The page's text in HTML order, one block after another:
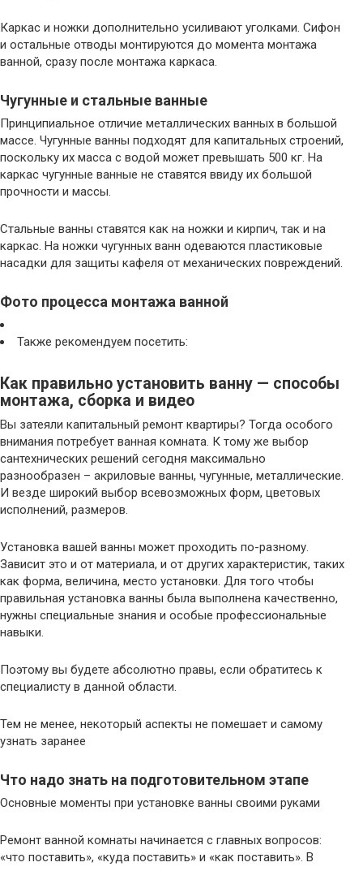
Каркас и ножки дополнительно усиливают уголками. Сифон
и остальные отводы монтируются до момента монтажа
ванной, сразу после монтажа каркаса.
Чугунные и стальные ванные
Принципиальное отличие металлических ванных в большой
массе. Чугунные ванны подходят для капитальных строений,
поскольку их масса с водой может превышать 500 кг. На
каркас чугунные ванные не ставятся ввиду их большой
прочности и массы.
Стальные ванны ставятся как на ножки и кирпич, так и на
каркас. На ножки чугунных ванн одеваются пластиковые
насадки для защиты кафеля от механических повреждений.
Фото процесса монтажа ванной
Также рекомендуем посетить:
Как правильно установить ванну — способы
монтажа, сборка и видео
Вы затеяли капитальный ремонт квартиры? Тогда особого
внимания потребует ванная комната. К тому же выбор
сантехнических решений сегодня максимально
разнообразен – акриловые ванны, чугунные, металлические.
И везде широкий выбор всевозможных форм, цветовых
исполнений, размеров.
Установка вашей ванны может проходить по-разному.
Зависит это и от материала, и от других характеристик, таких
как форма, величина, место установки. Для того чтобы
правильная установка ванны была выполнена качественно,
нужны специальные знания и особые профессиональные
навыки.
Поэтому вы будете абсолютно правы, если обратитесь к
специалисту в данной области.
Тем не менее, некоторый аспекты не помешает и самому
узнать заранее
Что надо знать на подготовительном этапе
Основные моменты при установке ванны своими руками
Ремонт ванной комнаты начинается с главных вопросов:
«что поставить», «куда поставить» и «как поставить». В